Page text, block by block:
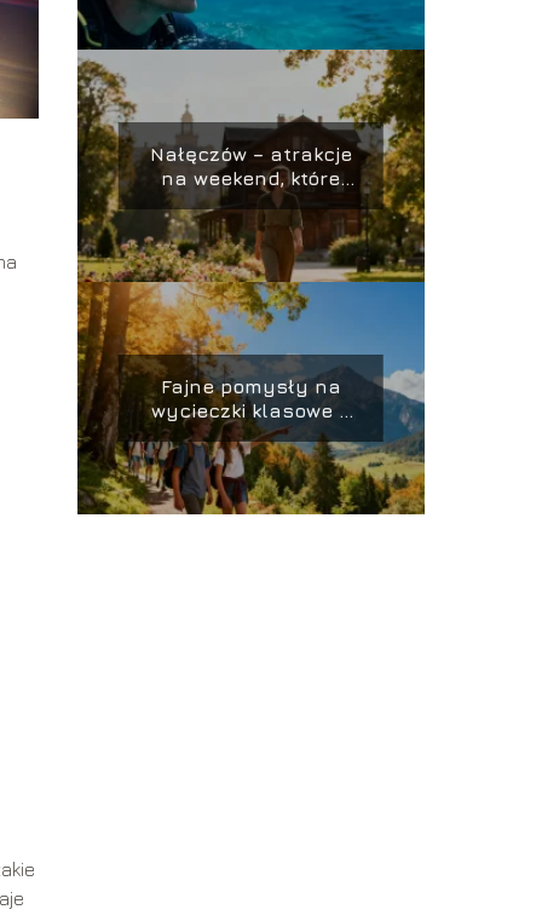
Nałęczów – atrakcje
na weekend, które
warto zobaczyć
Fajne pomysły na
wycieczki klasowe –
gdzie warto pojechać?